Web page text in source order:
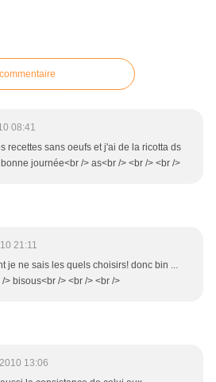
08:41
recettes sans oeufs et j'ai de la ricotta ds
journée<br /> as<br /> <br /> <br />
21:11
je ne sais les quels choisirs! donc bin ...
> bisous<br /> <br /> <br />
13:06